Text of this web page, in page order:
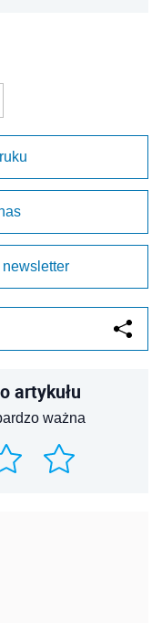
artykułu
ważna